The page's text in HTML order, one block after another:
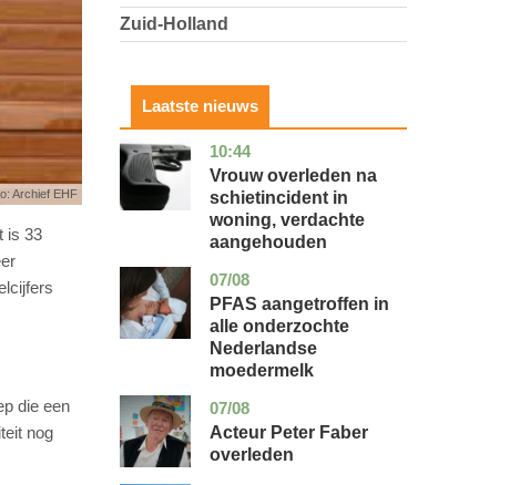
Archief EHF
is 33
die een
nog
Zuid-Holland
Laatste nieuws
10:44
zuid-
holland
nieuws
Vrouw overleden na
schietincident in
woning, verdachte
aangehouden
07/08
utrecht
gezondheid
PFAS aangetroffen in
alle onderzochte
Nederlandse
moedermelk
07/08
noord-
holland
glossy
Acteur Peter Faber
overleden